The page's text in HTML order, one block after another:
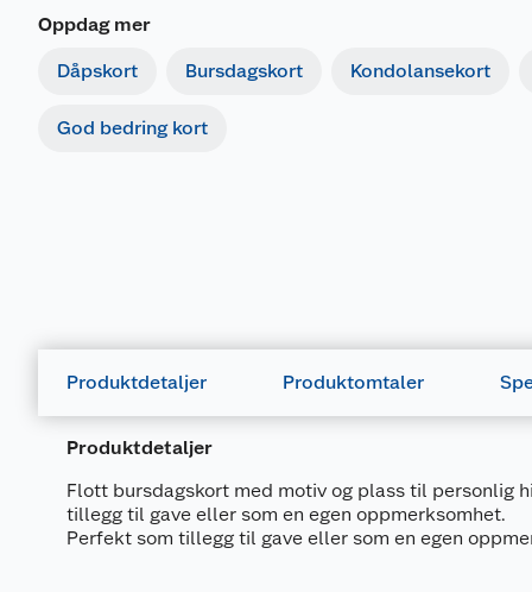
Oppdag mer
Dåpskort Bursdagskort Kondolansekort
God bedring kort
Produktdetaljer Produktomtaler
Produktdetaljer
Flott bursdagskort med motiv og plass til personlig
tillegg til gave eller som en egen oppmerksomhet.
Perfekt som tillegg til gave eller som en egen